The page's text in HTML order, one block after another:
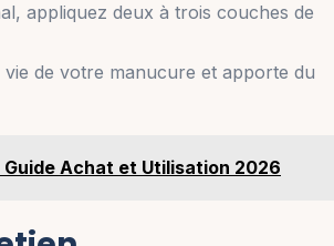
appliquez deux à trois couches de
de votre manucure et apporte du
Achat et Utilisation 2026